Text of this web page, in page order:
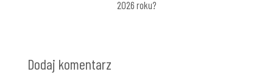
2026 roku?
Dodaj komentarz